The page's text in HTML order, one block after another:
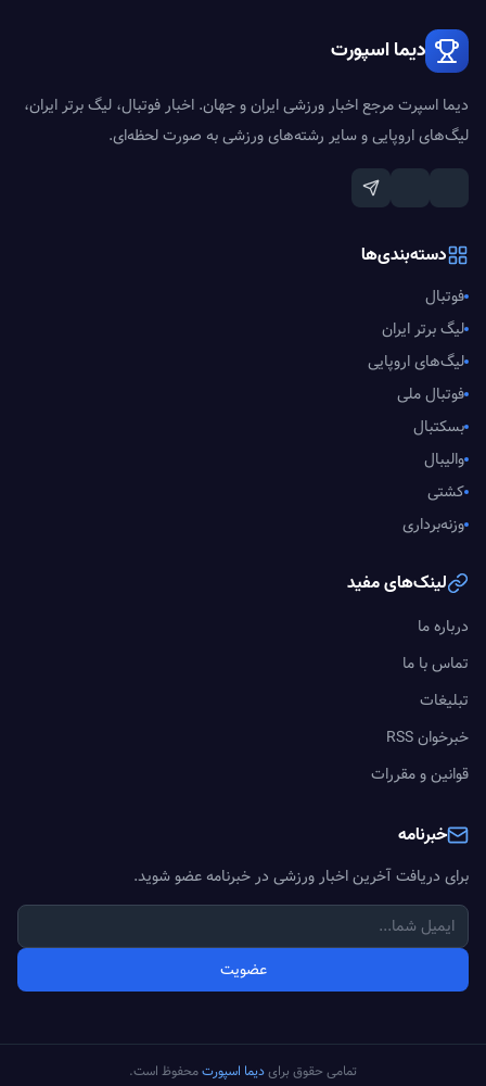
دیما اسپورت
دیما اسپرت مرجع اخبار ورزشی ایران و جهان. اخبار فوتبال، لیگ برتر ایران،
لیگ‌های اروپایی و سایر رشته‌های ورزشی به صورت لحظه‌ای.
دسته‌بندی‌ها
فوتبال
لیگ برتر ایران
لیگ‌های اروپایی
فوتبال ملی
بسکتبال
والیبال
کشتی
وزنه‌برداری
لینک‌های مفید
درباره ما
تماس با ما
تبلیغات
خبرخوان RSS
قوانین و مقررات
خبرنامه
برای دریافت آخرین اخبار ورزشی در خبرنامه عضو شوید.
عضویت
تمامی حقوق برایدیما اسپورتمحفوظ است.